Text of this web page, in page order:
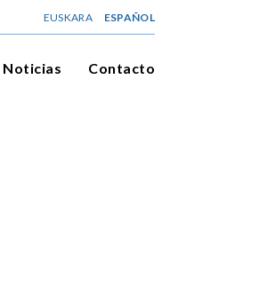
EUSKARA ESPAÑOL
Noticias Contacto